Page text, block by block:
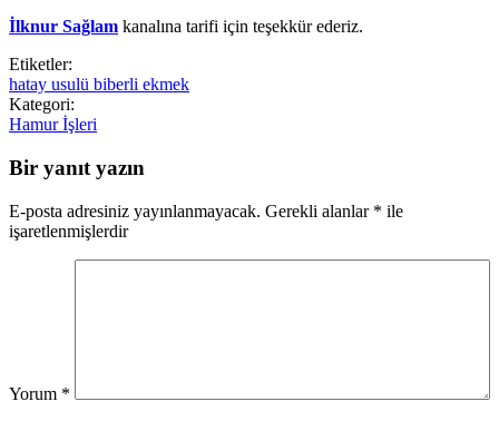
İlknur Sağlam kanalına tarifi için teşekkür ederiz.
Etiketler:
hatay usulü biberli ekmek
Kategori:
Hamur İşleri
Bir yanıt yazın
E-posta adresiniz yayınlanmayacak. Gerekli alanlar * ile
işaretlenmişlerdir
Yorum *